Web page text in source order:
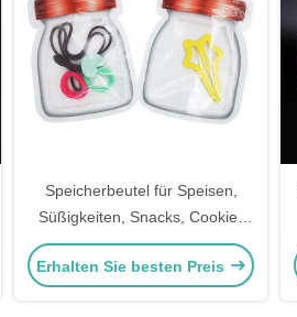
Speicherbeutel für Speisen,
Süßigkeiten, Snacks, Cookie-
Verpackungen
Erhalten Sie besten Preis